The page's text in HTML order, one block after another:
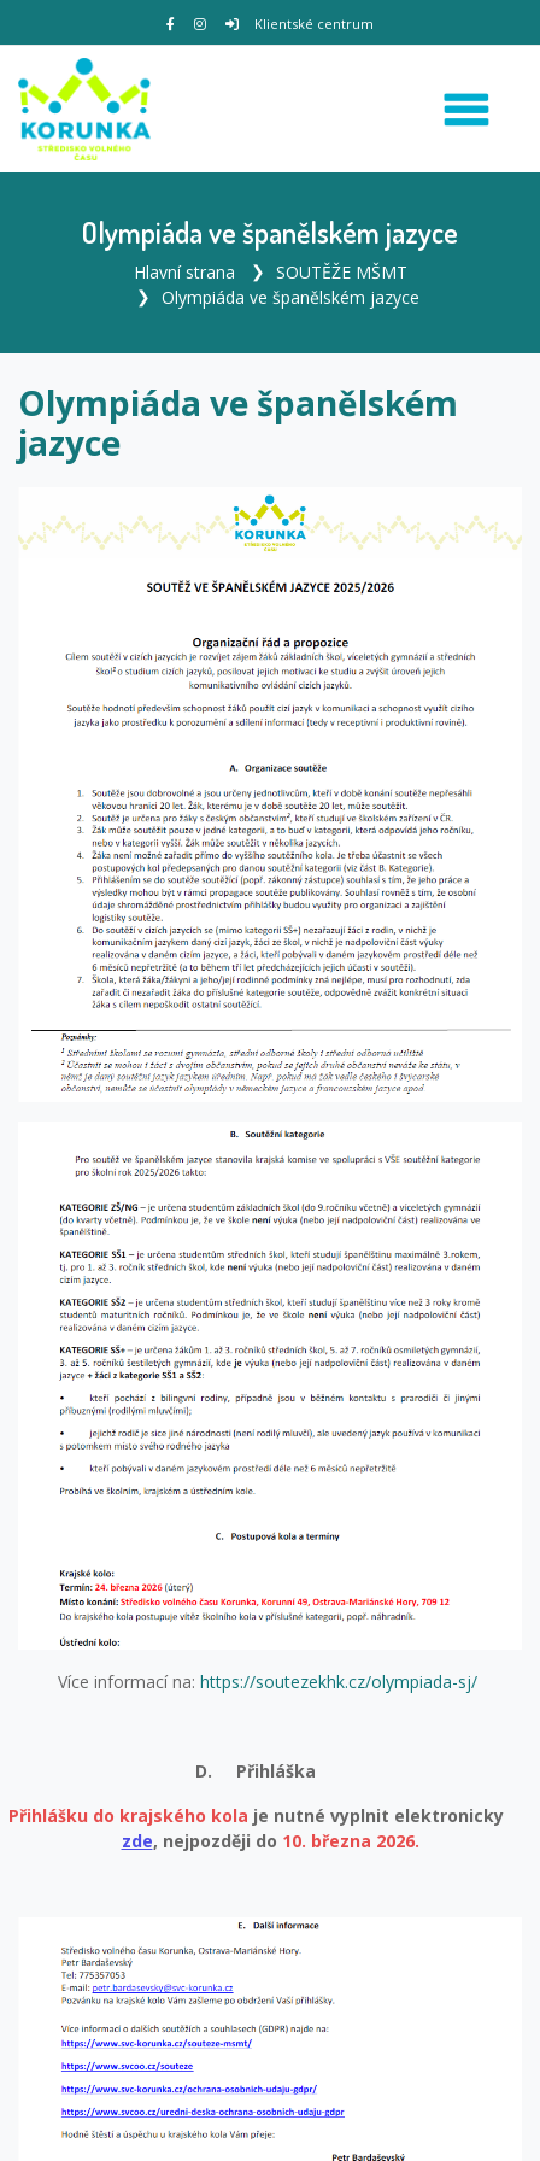
Klientské centrum
Olympiáda ve španělském jazyce
Hlavní strana
SOUTĚŽE MŠMT
Olympiáda ve španělském jazyce
Olympiáda ve španělském
jazyce
Více informací na: https://soutezekhk.cz/olympiada-sj/
D.
Přihláška
Přihlášku do krajského kola je nutné vyplnit elektronicky
zde, nejpozději do 10. března 2026.